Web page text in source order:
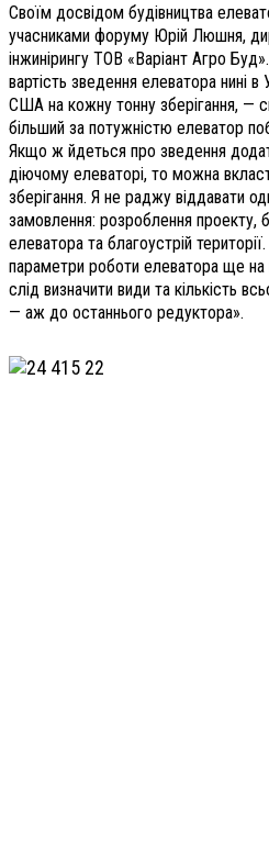
Своїм досвідом будівництва
учасниками форуму Юрій Люшня,
інжинірингу ТОВ «Варіант Агро
вартість зведення елеватора нині в
США на кожну тонну зберігання, —
більший за потужністю елеватор
Якщо ж йдеться про зведення
діючому елеваторі, то можна
зберігання. Я не раджу віддавати
замовлення: розроблення проекту,
елеватора та благоустрій
парамет­ри роботи елеватора ще на
слід визначити види та кількість
— аж до останнього редуктора».